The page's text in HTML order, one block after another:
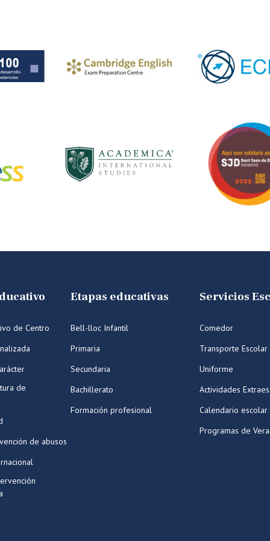
de Centro
de
de abusos
Etapas educativas
Bell-lloc Infantil
Primaria
Secundaria
Bachillerato
Formación profesional
Servicios
Comedor
Transporte Escolar
Uniforme
Actividades
Calendario escolar
Programas de